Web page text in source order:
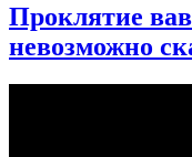
Проклятие
невозможно